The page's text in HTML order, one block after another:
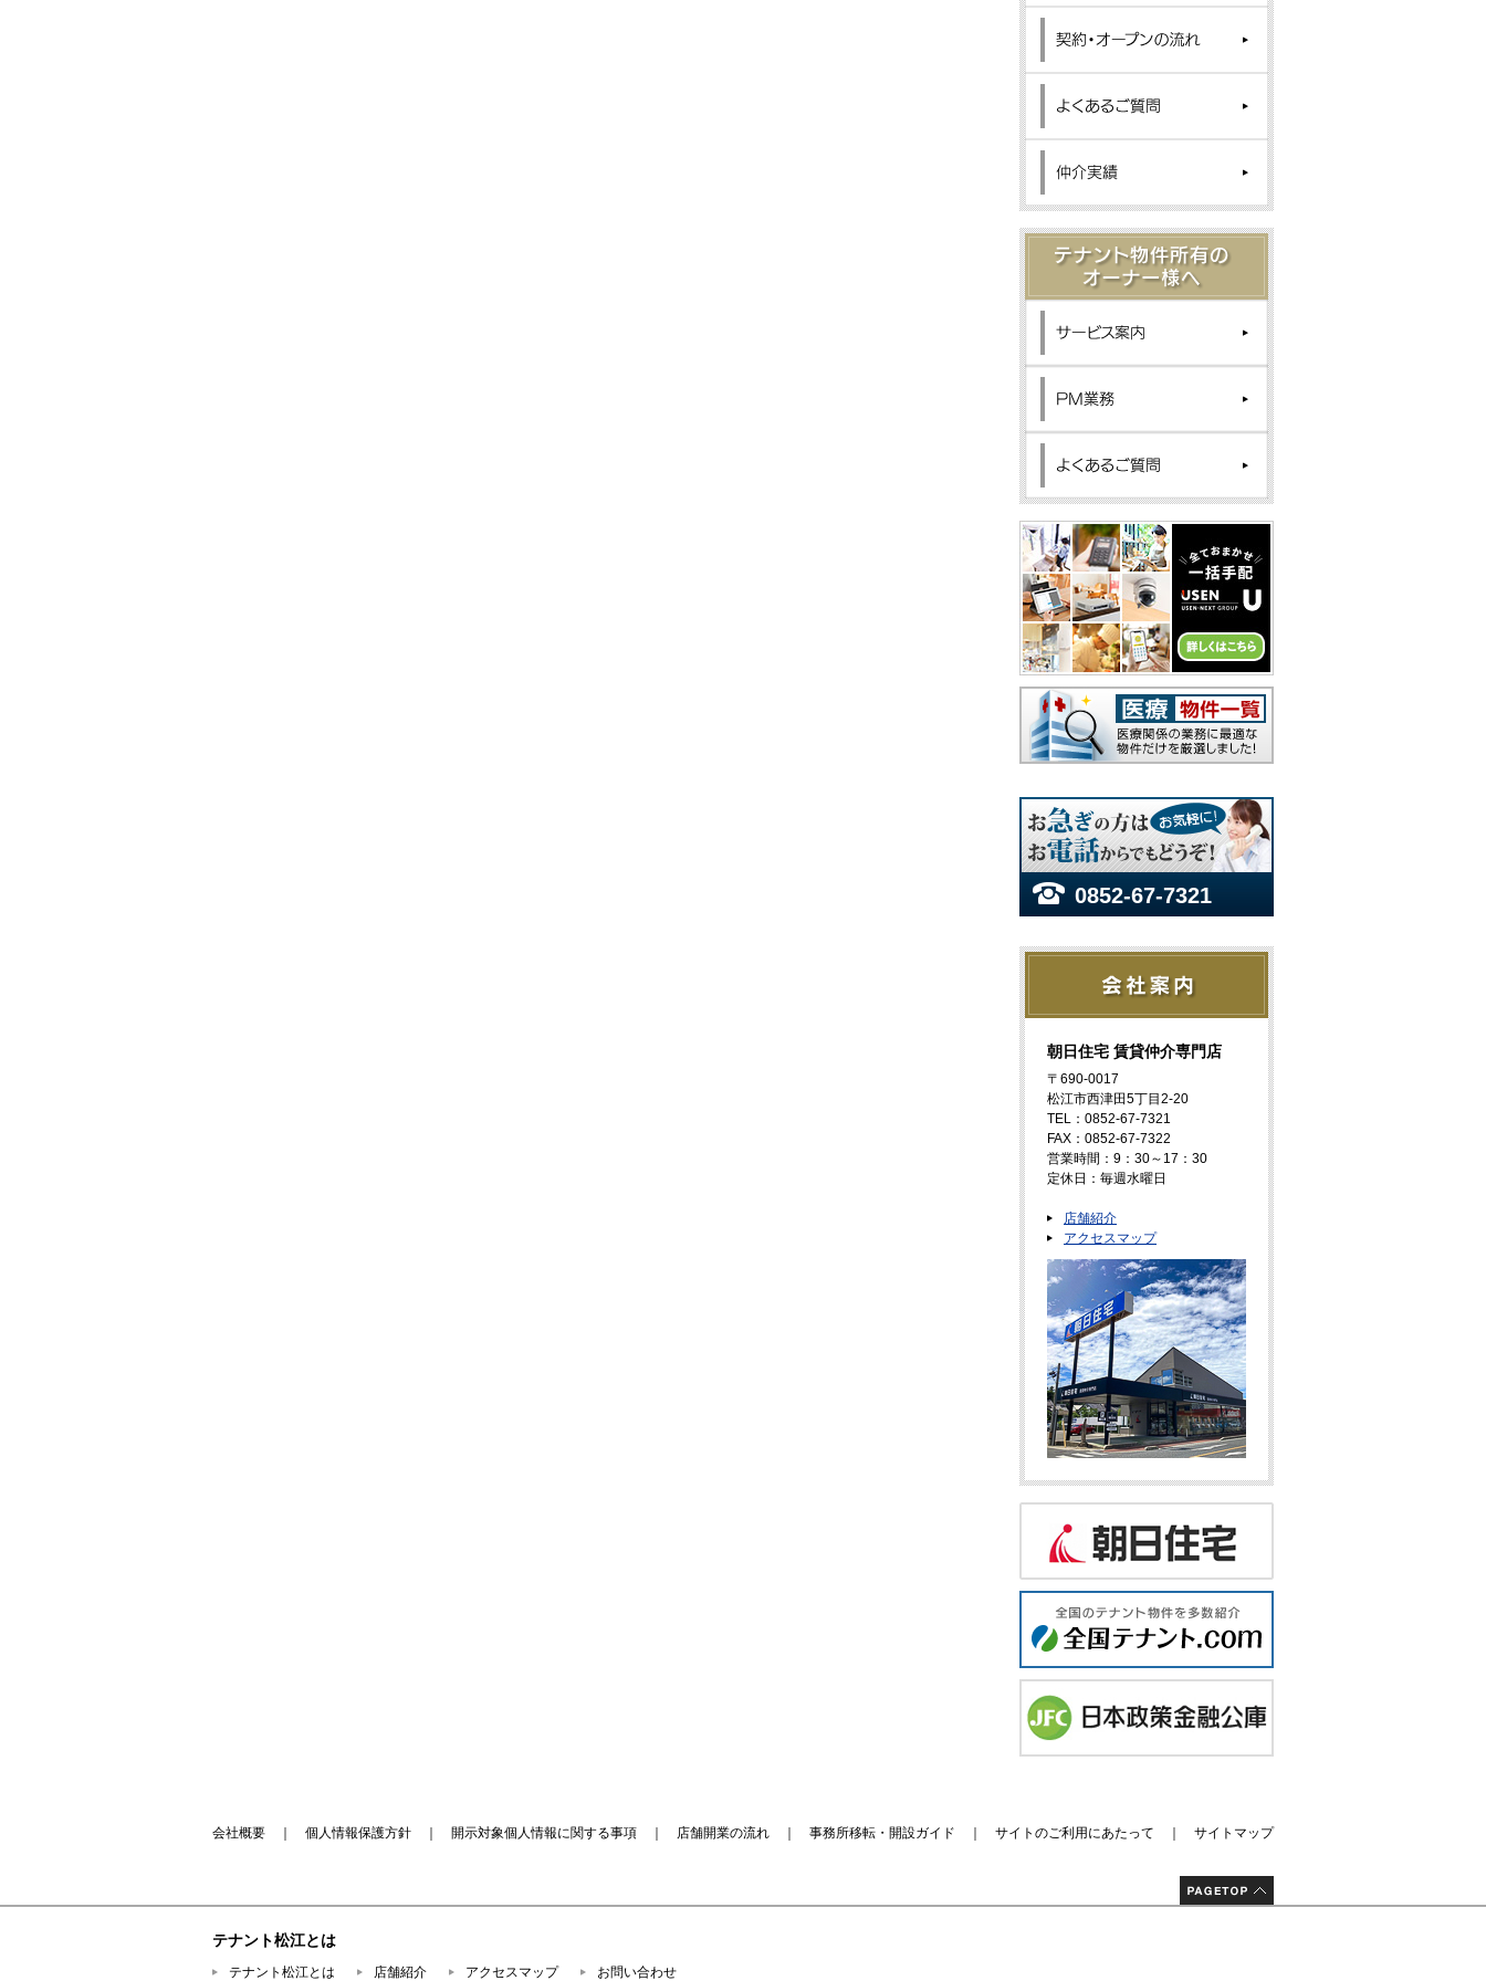
0852-67-7321
朝日住宅 賃貸仲介専門店
〒690-0017
松江市西津田5丁目2-20
TEL：0852-67-7321
FAX：0852-67-7322
営業時間：9：30～17：30
定休日：毎週水曜日
店舗紹介
アクセスマップ
会社概要 個人情報保護方針 開示対象個人情報に関する事項 店舗開業の流れ 事務所移転・開設ガイド サイトのご利用にあたって サイトマップ
テナント松江とは
テナント松江とは 店舗紹介 アクセスマップ お問い合わせ